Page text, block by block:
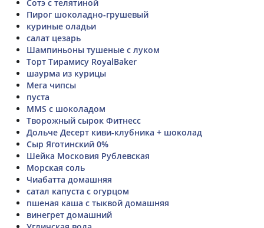
Сотэ с телятиной
Пирог шоколадно-грушевый
куриные оладьи
салат цезарь
Шампиньоны тушеные с луком
Торт Тирамису RoyalBaker
шаурма из курицы
Мега чипсы
пуста
MMS с шоколадом
Творожный сырок Фитнесс
Дольче Десерт киви-клубника + шоколад
Сыр Яготинский 0%
Шейка Московия Рублевская
Морская соль
Чиабатта домашняя
сатал капуста с огурцом
пшеная каша с тыквой домашняя
винегрет домашний